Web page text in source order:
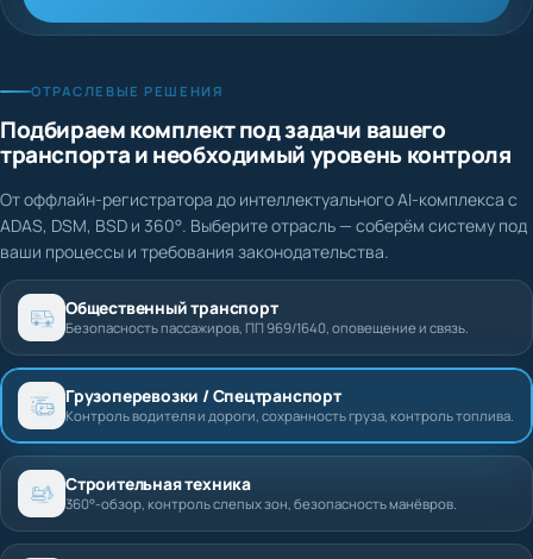
ОТРАСЛЕВЫЕ РЕШЕНИЯ
Подбираем комплект под задачи вашего
транспорта и необходимый уровень контроля
От оффлайн-регистратора до интеллектуального AI-комплекса с
ADAS, DSM, BSD и 360°. Выберите отрасль — соберём систему под
ваши процессы и требования законодательства.
Общественный транспорт
Безопасность пассажиров, ПП 969/1640, оповещение и связь.
Грузоперевозки / Спецтранспорт
Контроль водителя и дороги, сохранность груза, контроль топлива.
Строительная техника
360°-обзор, контроль слепых зон, безопасность манёвров.